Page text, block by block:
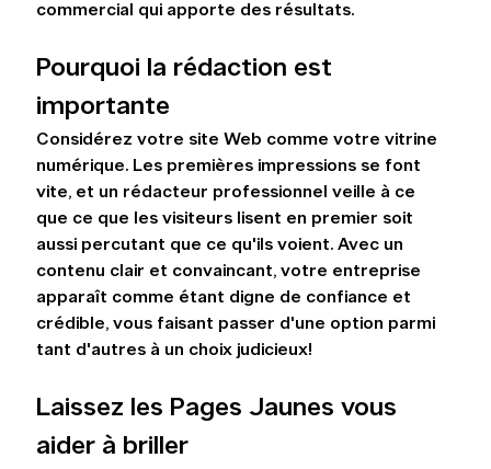
commercial qui apporte des résultats.
Pourquoi la rédaction est
importante
Considérez votre site Web comme votre vitrine
numérique. Les premières impressions se font
vite, et un rédacteur professionnel veille à ce
que ce que les visiteurs lisent en premier soit
aussi percutant que ce qu'ils voient. Avec un
contenu clair et convaincant, votre entreprise
apparaît comme étant digne de confiance et
crédible, vous faisant passer d'une option parmi
tant d'autres à un choix judicieux!
Laissez les Pages Jaunes vous
aider à briller